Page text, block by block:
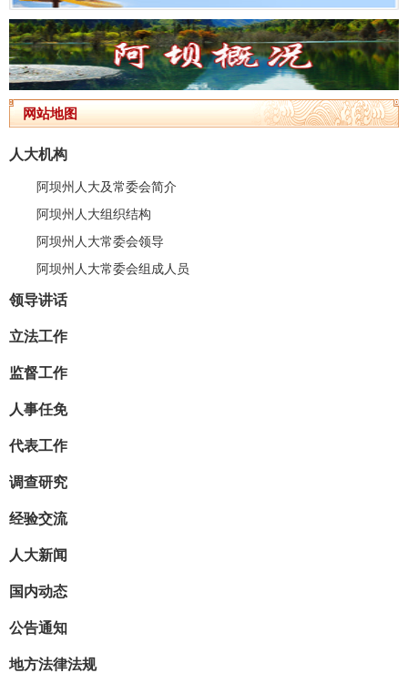
网站地图
人大机构
阿坝州人大及常委会简介
阿坝州人大组织结构
阿坝州人大常委会领导
阿坝州人大常委会组成人员
领导讲话
立法工作
监督工作
人事任免
代表工作
调查研究
经验交流
人大新闻
国内动态
公告通知
地方法律法规